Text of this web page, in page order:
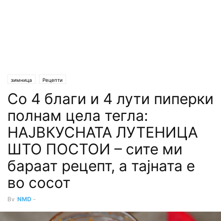
зимница Рецепти
Со 4 благи и 4 лути пиперки
полнам цела тегла:
НАЈВКУСНАТА ЛУТЕНИЦА
ШТО ПОСТОИ – сите ми
бараат рецепт, а тајната е
во сосот
By NMD -